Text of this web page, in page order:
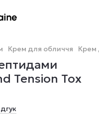
Крем для обличчя Крем
Tension Tox